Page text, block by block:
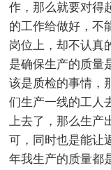
作，那么就要对得
的工作给做好，不
岗位上，却不认真
是确保生产的质量
该是质检的事情，
们生产一线的工人
上去了，那么生
可，同时也是能让
年我生产的质量都